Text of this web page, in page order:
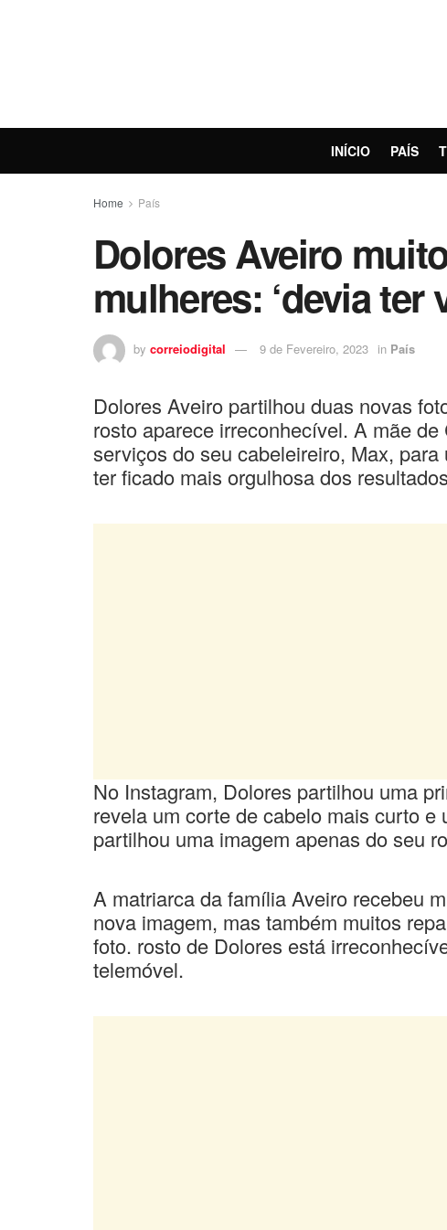
INÍCIO PAÍS
Home País
Dolores Aveiro
mulheres: ‘devia ter
by correiodigital 9 de Fevereiro, 2023 in País
Dolores Aveiro partilhou duas novas
rosto aparece irreconhecível. A mãe
serviços do seu cabeleireiro, Max,
ter ficado mais orgulhosa dos
No Instagram, Dolores partilhou uma
revela um corte de cabelo mais curto
partilhou uma imagem apenas do seu
A matriarca da família Aveiro recebeu
nova imagem, mas também muitos
foto. rosto de Dolores está
telemóvel.